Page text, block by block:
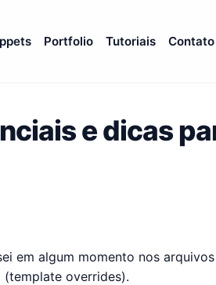
Portfolio Tutoriais Contato
e dicas
em algum momento nos
overrides).